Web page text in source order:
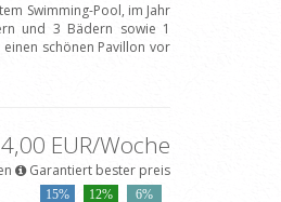
Swimming-Pool, im Jahr
und 3 Bädern sowie 1
schönen Pavillon vor
EUR/Woche
Garantiert bester preis
15%
12%
6%